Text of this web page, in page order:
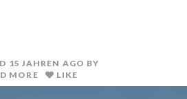
15 JAHREN AGO BY
MORE
LIKE